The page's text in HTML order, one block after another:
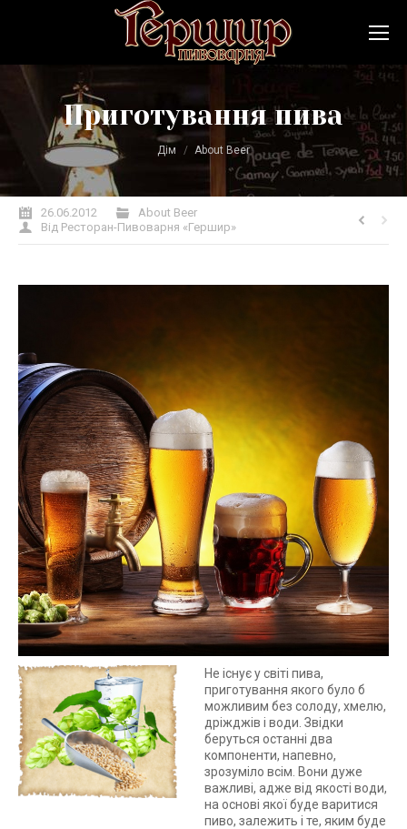
Приготування пива
Ви тут: Дім About Beer
26.06.2012
About Beer
Від Ресторан-Пивоварня «Гершир»
Не існує у світі пива,
приготування якого було б
можливим без солоду, хмелю,
дріжджів і води. Звідки
беруться останні два
компоненти, напевно,
зрозуміло всім. Вони дуже
важливі, адже від якості води,
на основі якої буде варитися
пиво, залежить і те, яким буде